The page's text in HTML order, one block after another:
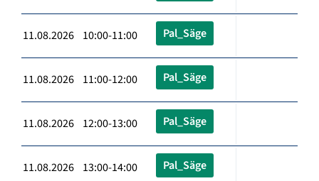
11.08.2026 10:00-11:00 Pal_Säge
11.08.2026 11:00-12:00 Pal_Säge
11.08.2026 12:00-13:00 Pal_Säge
11.08.2026 13:00-14:00 Pal_Säge